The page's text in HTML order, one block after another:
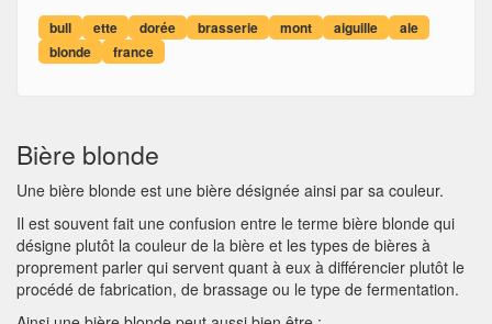
bull ette dorée brasserie mont aiguille
ale
blonde
france
Bière blonde
Une bière blonde est une bière désignée ainsi par sa couleur.
Il est souvent fait une confusion entre le terme bière blonde qui
désigne plutôt la couleur de la bière et les types de bières à
proprement parler qui servent quant à eux à différencier plutôt le
procédé de fabrication, de brassage ou le type de fermentation.